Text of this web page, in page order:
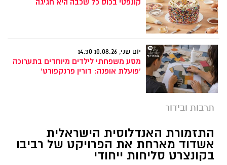
קונפטי בכוס כל שכבה היא חגיגה
יום שני, 10.08.26 14:30
מסע משפחתי לילדים מיוחדים בתערוכה
'פועלת אופנה: דורין פרנקפורט'
תרבות ובידור
התזמורת האנדלוסית הישראלית
אשדוד מארחת את הפרויקט של רביבו
בקונצרט סליחות ייחודי